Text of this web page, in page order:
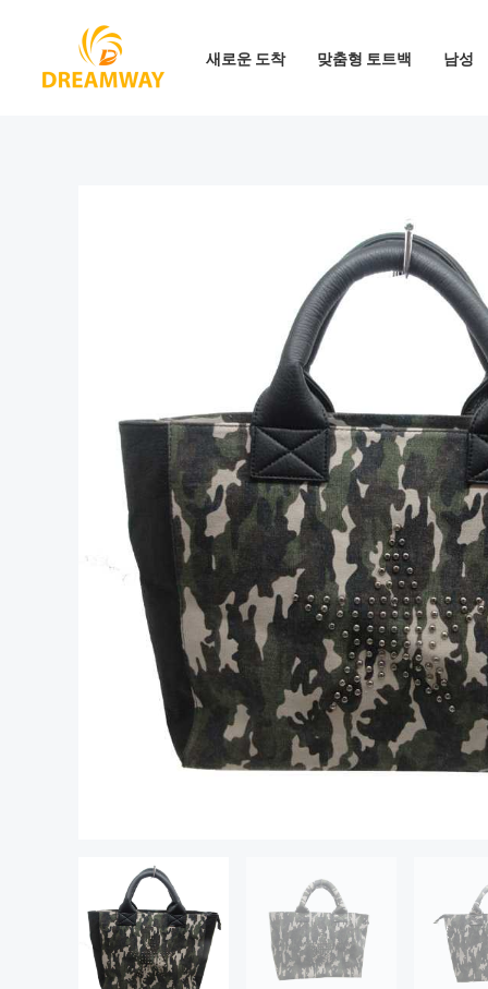
새로운 도착 맞춤형 토트백 남성